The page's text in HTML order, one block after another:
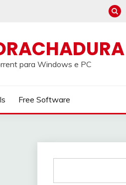
para Windows e PC
Free Software